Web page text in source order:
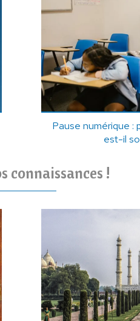
Pause numérique :
est-il
connaissances !